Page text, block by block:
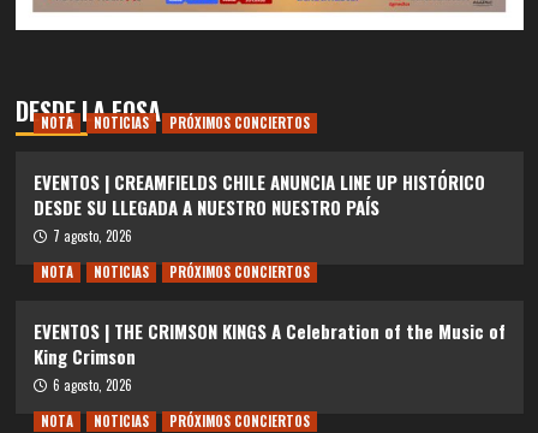
DESDE LA FOSA
NOTA NOTICIAS PRÓXIMOS CONCIERTOS
EVENTOS | CREAMFIELDS CHILE ANUNCIA LINE UP HISTÓRICO
DESDE SU LLEGADA A NUESTRO NUESTRO PAÍS
7 agosto, 2026
NOTA
NOTICIAS PRÓXIMOS CONCIERTOS
EVENTOS | THE CRIMSON KINGS A Celebration of the Music of
King Crimson
6 agosto, 2026
NOTA
NOTICIAS PRÓXIMOS CONCIERTOS